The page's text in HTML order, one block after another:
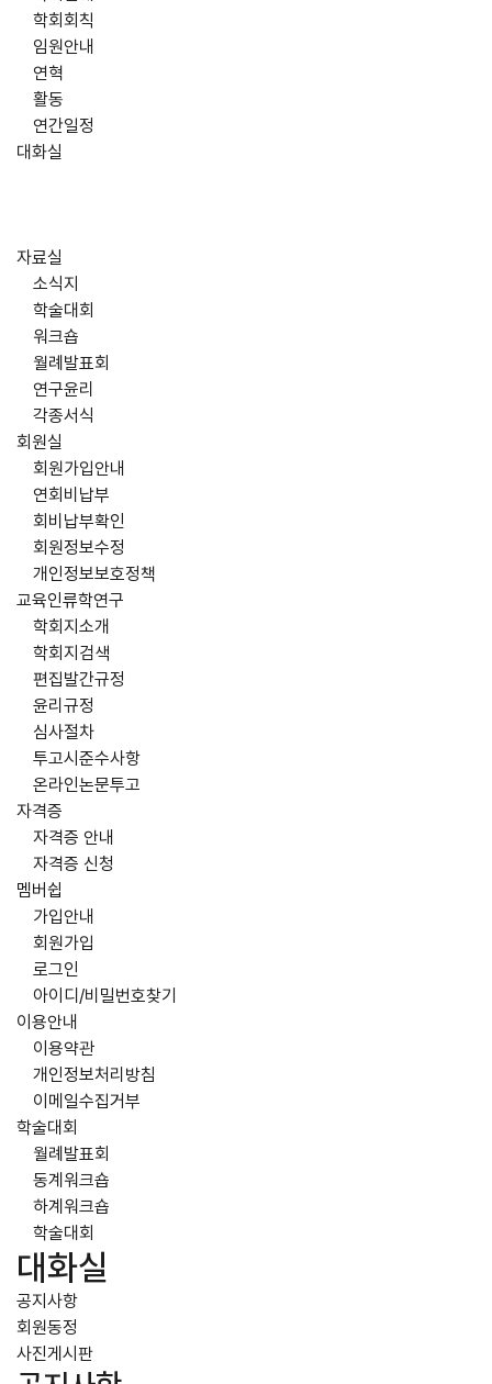
학회회칙
임원안내
연혁
활동
연간일정
대화실
자료실
소식지
학술대회
워크숍
월례발표회
연구윤리
각종서식
회원실
회원가입안내
연회비납부
회비납부확인
회원정보수정
개인정보보호정책
교육인류학연구
학회지소개
학회지검색
편집발간규정
윤리규정
심사절차
투고시준수사항
온라인논문투고
자격증
자격증 안내
자격증 신청
멤버쉽
가입안내
회원가입
로그인
아이디/비밀번호찾기
이용안내
이용약관
개인정보처리방침
이메일수집거부
학술대회
월례발표회
동계워크숍
하계워크숍
학술대회
대화실
공지사항
회원동정
사진게시판